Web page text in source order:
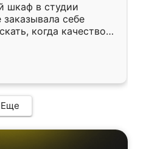
шкаф в студии
заказывала себе
когда качеством
кухня уже почти
Еще